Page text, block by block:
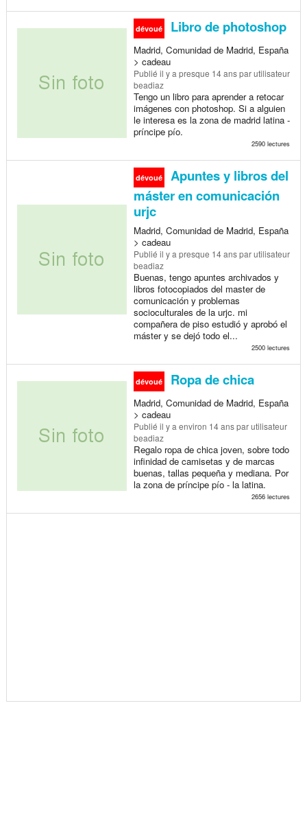
dévoué Libro de photoshop
Madrid, Comunidad de Madrid, España
> cadeau
Publié il y a presque 14 anspar utilisateur
beadiaz
Tengo un libro para aprender a retocar
imágenes con photoshop. Si a alguien
le interesa es la zona de madrid latina -
príncipe pío.
2590 lectures
dévoué
Apuntes y libros del
máster en comunicación
urjc
Madrid, Comunidad de Madrid, España
> cadeau
Publié il y a presque 14 anspar utilisateur
beadiaz
Buenas, tengo apuntes archivados y
libros fotocopiados del master de
comunicación y problemas
socioculturales de la urjc. mi
compañera de piso estudió y aprobó el
máster y se dejó todo el...
2500 lectures
dévoué Ropa de chica
Madrid, Comunidad de Madrid, España
> cadeau
Publié il y a environ 14 anspar utilisateur
beadiaz
Regalo ropa de chica joven, sobre todo
infinidad de camisetas y de marcas
buenas, tallas pequeña y mediana. Por
la zona de príncipe pío - la latina.
2656 lectures